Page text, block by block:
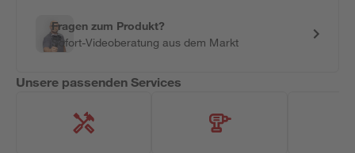
Fragen zum Produkt?
Sofort-Videoberatung aus dem Markt
Unsere passenden Services